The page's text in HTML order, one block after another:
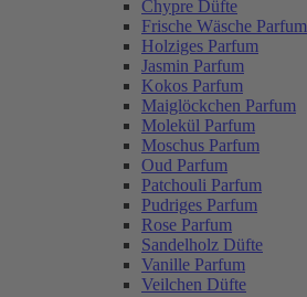
Chypre Düfte
Frische Wäsche Parfum
Holziges Parfum
Jasmin Parfum
Kokos Parfum
Maiglöckchen Parfum
Molekül Parfum
Moschus Parfum
Oud Parfum
Patchouli Parfum
Pudriges Parfum
Rose Parfum
Sandelholz Düfte
Vanille Parfum
Veilchen Düfte